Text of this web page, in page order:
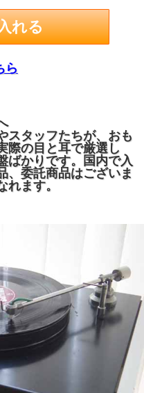
ら
スタッフたちが、おも
際の目と耳で厳選し
ばかりです。国内で入
、委託商品はございま
ます。